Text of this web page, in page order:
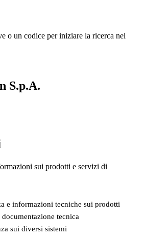
o un codice per iniziare la ricerca nel
S.p.A.
sui prodotti e servizi di
e informazioni tecniche sui prodotti
documentazione tecnica
sui diversi sistemi